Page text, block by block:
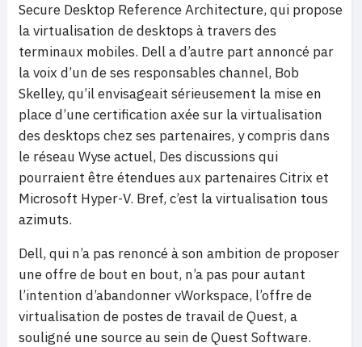
Secure Desktop Reference Architecture, qui propose
la virtualisation de desktops à travers des
terminaux mobiles. Dell a d’autre part annoncé par
la voix d’un de ses responsables channel, Bob
Skelley, qu’il envisageait sérieusement la mise en
place d’une certification axée sur la virtualisation
des desktops chez ses partenaires, y compris dans
le réseau Wyse actuel, Des discussions qui
pourraient être étendues aux partenaires Citrix et
Microsoft Hyper-V. Bref, c’est la virtualisation tous
azimuts.
Dell, qui n’a pas renoncé à son ambition de proposer
une offre de bout en bout, n’a pas pour autant
l’intention d’abandonner vWorkspace, l’offre de
virtualisation de postes de travail de Quest, a
souligné une source au sein de Quest Software.